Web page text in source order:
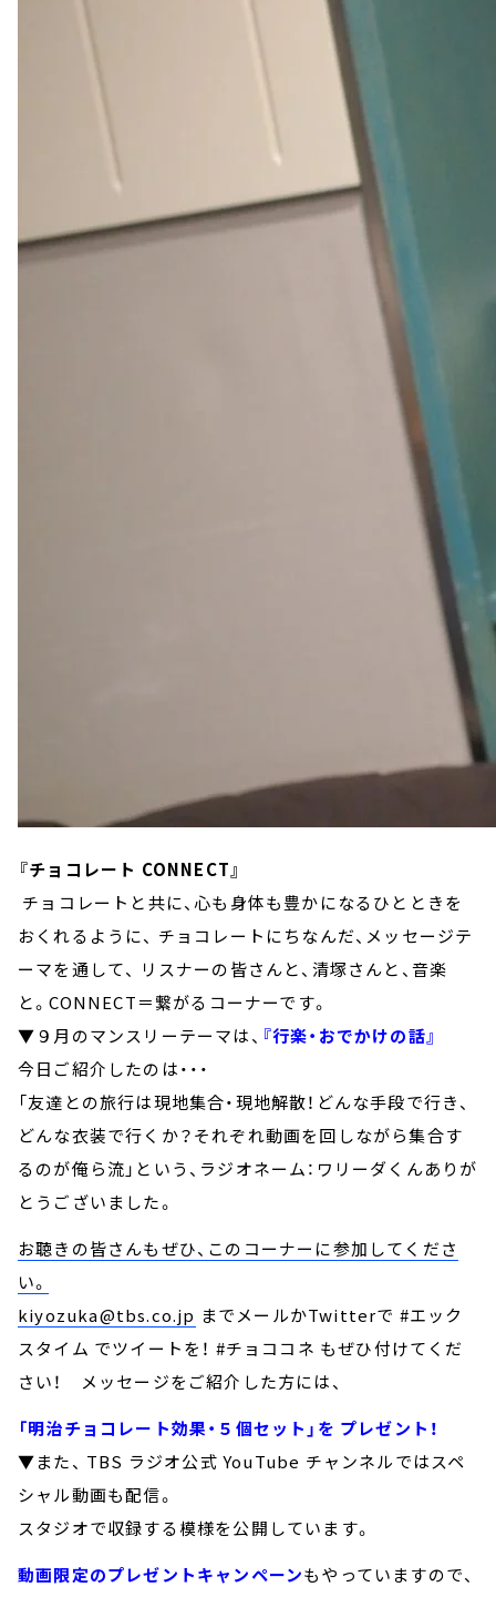
『チョコレート CONNECT』
チョコレートと共に、心も身体も豊かになるひとときを
おくれるように、 チョコレートにちなんだ、メッセージテ
ーマを通して、 リスナーの皆さんと、清塚さんと、音楽
と。CONNECT＝繋がるコーナーです。
▼９月のマンスリーテーマは、 『行楽・おでかけの話』
今日ご紹介したのは・・・
「友達との旅行は現地集合・現地解散！どんな手段で行き、
どんな衣装で行くか？それぞれ動画を回しながら集合す
るのが俺ら流」という、ラジオネーム：ワリーダくんありが
とうございました。
お聴きの皆さんもぜひ、このコーナーに参加してくださ
い。
kiyozuka@tbs.co.jp までメールかTwitterで #エック
スタイム でツイートを！ #チョココネ もぜひ付けてくだ
さい！ メッセージをご紹介した方には、
「明治チョコレート効果・５個セット」を プレゼント！
▼また、 TBS ラジオ公式 YouTube チャンネルではスペ
シャル動画も配信。
スタジオで収録する模様を公開しています。
動画限定のプレゼントキャンペーンもやっていますので、